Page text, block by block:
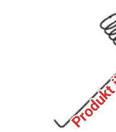
Benzínové sekačky
Akumulátorové sekačky